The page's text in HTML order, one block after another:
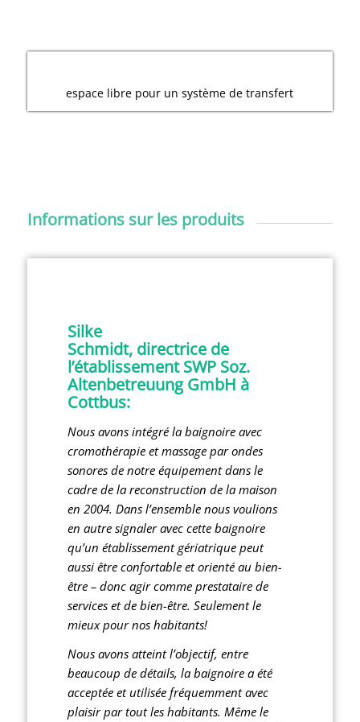
espace libre pour un système de transfert
Informations sur les produits
Silke
Schmidt, directrice de
l’établissement SWP Soz.
Altenbetreuung GmbH à
Cottbus:
Nous avons intégré la baignoire avec
cromothérapie et massage par ondes
sonores de notre équipement dans le
cadre de la reconstruction de la maison
en 2004. Dans l’ensemble nous voulions
en autre signaler avec cette baignoire
qu’un établissement gériatrique peut
aussi être confortable et orienté au bien-
être – donc agir comme prestataire de
services et de bien-être. Seulement le
mieux pour nos habitants!
Nous avons atteint l’objectif, entre
beaucoup de détails, la baignoire a été
acceptée et utilisée fréquemment avec
plaisir par tout les habitants. Même le